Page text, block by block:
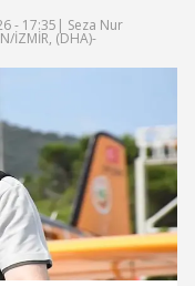
- 17:35 | Seza Nur
İZMİR, (DHA)-